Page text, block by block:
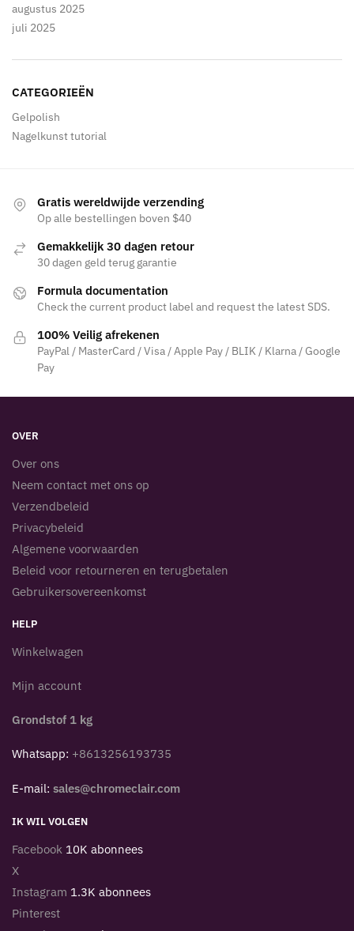
augustus 2025
juli 2025
CATEGORIEËN
Gelpolish
Nagelkunst tutorial
Gratis wereldwijde verzending
Op alle bestellingen boven $40
Gemakkelijk 30 dagen retour
30 dagen geld terug garantie
Formula documentation
Check the current product label and request the latest SDS.
100% Veilig afrekenen
PayPal / MasterCard / Visa / Apple Pay / BLIK / Klarna / Google
Pay
OVER
Over ons
Neem contact met ons op
Verzendbeleid
Privacybeleid
Algemene voorwaarden
Beleid voor retourneren en terugbetalen
Gebruikersovereenkomst
HELP
Winkelwagen
Mijn account
Grondstof 1 kg
Whatsapp: +8613256193735
E-mail: sales@chromeclair.com
IK WIL VOLGEN
Facebook 10K abonnees
X
Instagram 1.3K abonnees
Pinterest